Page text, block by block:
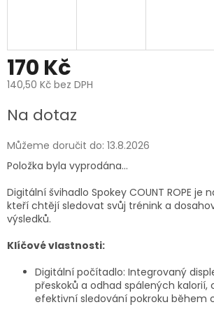
170 Kč
140,50 Kč bez DPH
cena:
Na dotaz
Můžeme doručit do: 13.8.2026
Položka byla vyprodána…
Digitální švihadlo Spokey COUNT ROPE je
kteří chtějí sledovat svůj trénink a
výsledků.
Klíčové vlastnosti:
Digitální počítadlo: Integrovaný
přeskoků a odhad spálených kalorií,
efektivní sledování pokroku během